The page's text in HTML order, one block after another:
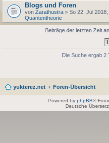
Blogs und Foren
von Zarathustra » So 22. Jul
Quantentheorie
Beiträge der letzten Zeit
Die Suche ergab 2
yukterez.net Foren-Übersicht
Powered by phpBB®
Deutsche